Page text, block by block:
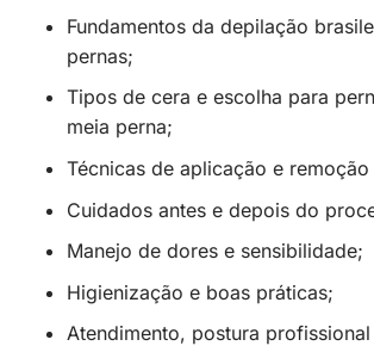
Fundamentos da depilação
pernas;
Tipos de cera e escolha para
meia perna;
Técnicas de aplicação e remoção
Cuidados antes e depois do
Manejo de dores e sensibilidade;
Higienização e boas práticas;
Atendimento, postura profissional